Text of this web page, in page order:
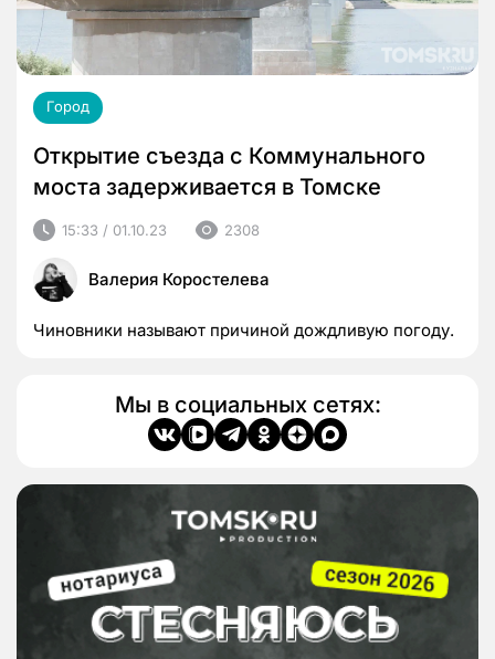
Город
Открытие съезда с Коммунального
моста задерживается в Томске
15:33 / 01.10.23 2308
Валерия Коростелева
Чиновники называют причиной дождливую погоду.
Мы в социальных сетях: